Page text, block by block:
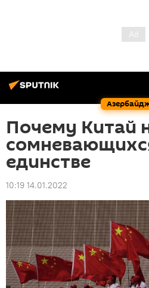
Почему Китай
единстве
10:19 14.01.2022